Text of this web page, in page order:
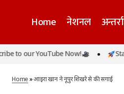
Home नेशनल
to our YouTube Now! Stay
Home»आइरा खान ने नूपुर शिखरे से की सगाई